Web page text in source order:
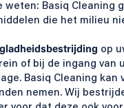
weten: Basiq Cleaning
die het milieu
gladheidsbestrijding op
of bij de ingang van
Basiq Cleaning kan
nemen. Wij